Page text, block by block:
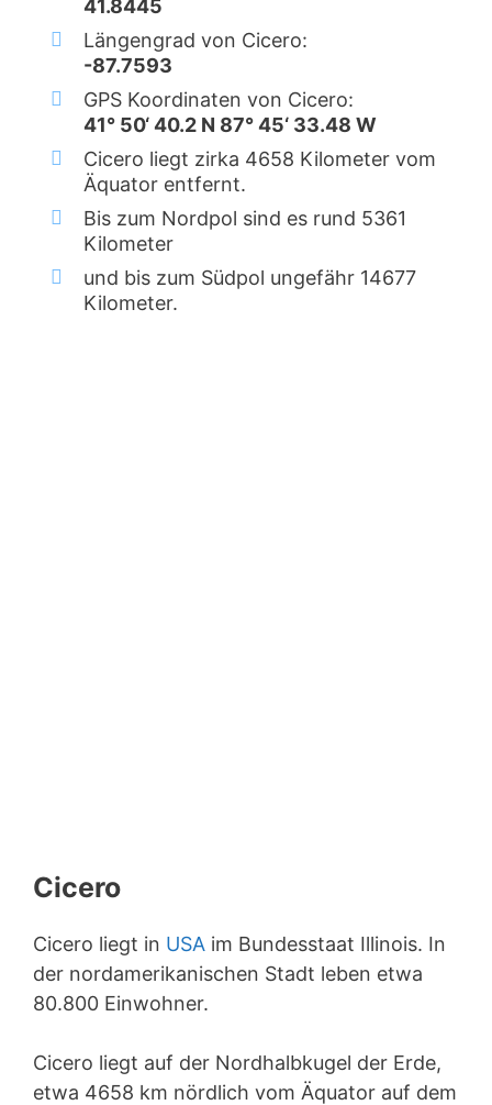
41.8445
Längengrad von Cicero:
-87.7593
GPS Koordinaten von Cicero:
41° 50‘ 40.2 N 87° 45‘ 33.48 W
Cicero liegt zirka 4658 Kilometer vom
Äquator entfernt.
Bis zum Nordpol sind es rund 5361
Kilometer
und bis zum Südpol ungefähr 14677
Kilometer.
Cicero
Cicero liegt in USA im Bundesstaat Illinois. In
der nordamerikanischen Stadt leben etwa
80.800 Einwohner.
Cicero liegt auf der Nordhalbkugel der Erde,
etwa 4658 km nördlich vom Äquator auf dem